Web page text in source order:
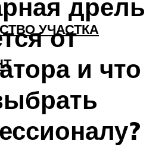
УЧАСТКА
дрель
от
и что